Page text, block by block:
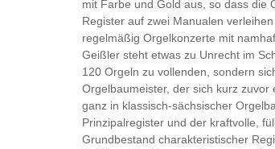
mit Farbe und Gold aus, so dass die
Register auf zwei Manualen
regelmäßig Orgelkonzerte mit
Geißler steht etwas zu Unrecht im
120 Orgeln zu vollenden, sondern
Orgelbaumeister, der sich kurz
ganz in klassisch-sächsischer
Prinzipalregister und der kraftvolle,
Grundbestand charakteristischer